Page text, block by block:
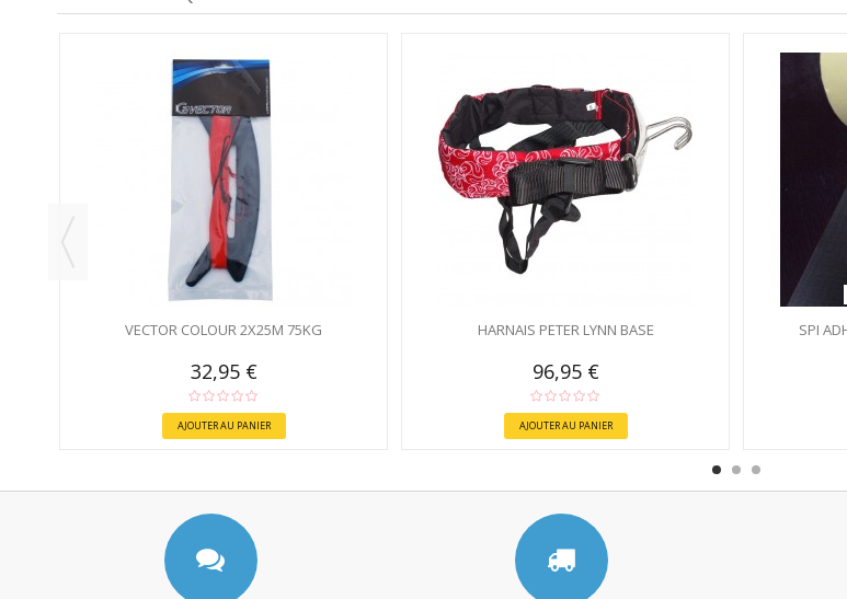
VECTOR COLOUR 2X25M 75KG
32,95 €
AJOUTER AU PANIER
HARNAIS PETER LYNN BASE
96,95 €
AJOUTER AU PANIER
SPI